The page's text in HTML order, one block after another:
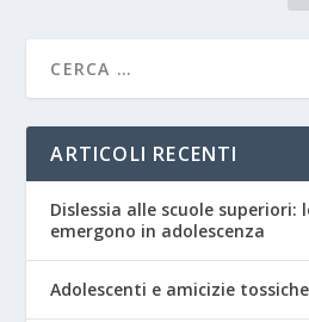
ARTICOLI RECENTI
Dislessia alle scuole superiori:
emergono in adolescenza
Adolescenti e amicizie